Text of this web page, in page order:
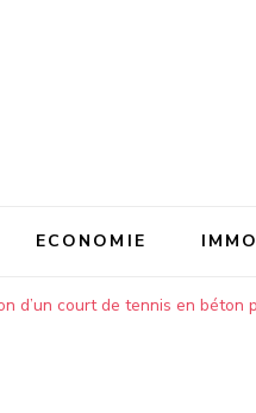
ECONOMIE
d’un court de tennis en béton